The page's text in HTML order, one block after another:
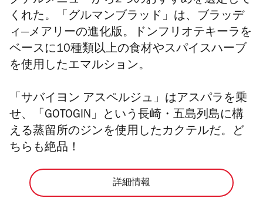
くれた。「グルマンブラッド」は、ブラッデ
ィ―メアリーの進化版。ドンフリオテキーラを
ベースに10種類以上の食材やスパイスハーブ
を使用したエマルション。
「サバイヨン アスペルジュ」はアスパラを乗
せ、「GOTOGIN」という長崎・五島列島に構
える蒸留所のジンを使用したカクテルだ。ど
ちらも絶品！
詳細情報